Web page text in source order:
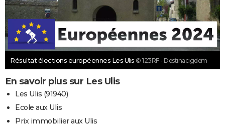
Résultat élections européennes Les Ulis © 123RF - Destinacigdem
En savoir plus sur Les Ulis
Les Ulis (91940)
Ecole aux Ulis
Prix immobilier aux Ulis